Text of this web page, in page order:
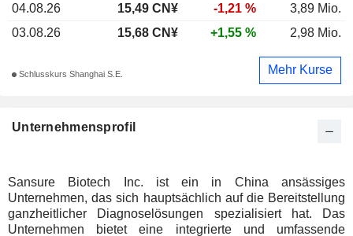
Unternehmensprofil
Sansure Biotech Inc. ist ein in China ansässiges
Unternehmen, das sich hauptsächlich auf die Bereitstellung
ganzheitlicher Diagnoselösungen spezialisiert hat. Das
Unternehmen bietet eine integrierte und umfassende
04.08.26
15,49 CN¥ -1,21 %
3,89 Mio.
03.08.26
15,68 CN¥ +1,55 % 2,98 Mio.
Schlusskurs Shanghai S.E. Mehr Kurse